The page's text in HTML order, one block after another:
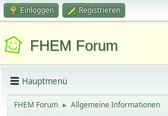
Einloggen Registrieren
FHEM Forum
Hauptmenü
FHEM Forum ► Allgemeine Informationen